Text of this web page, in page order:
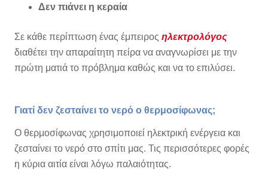
Δεν πιάνει η κεραία
Σε κάθε περίπτωση ένας έμπειρος ηλεκτρολόγος
διαθέτει την απαραίτητη πείρα να αναγνωρίσει με την
πρώτη ματιά το πρόβλημα καθώς και να το επιλύσει.
Γιατί δεν ζεσταίνει το νερό ο θερμοσίφωνας;
Ο θερμοσίφωνας χρησιμοποιεί ηλεκτρική ενέργεια και
ζεσταίνει το νερό στο σπίτι μας. Τις περισσότερες φορές
η κύρια αιτία είναι λόγω παλαιότητας.